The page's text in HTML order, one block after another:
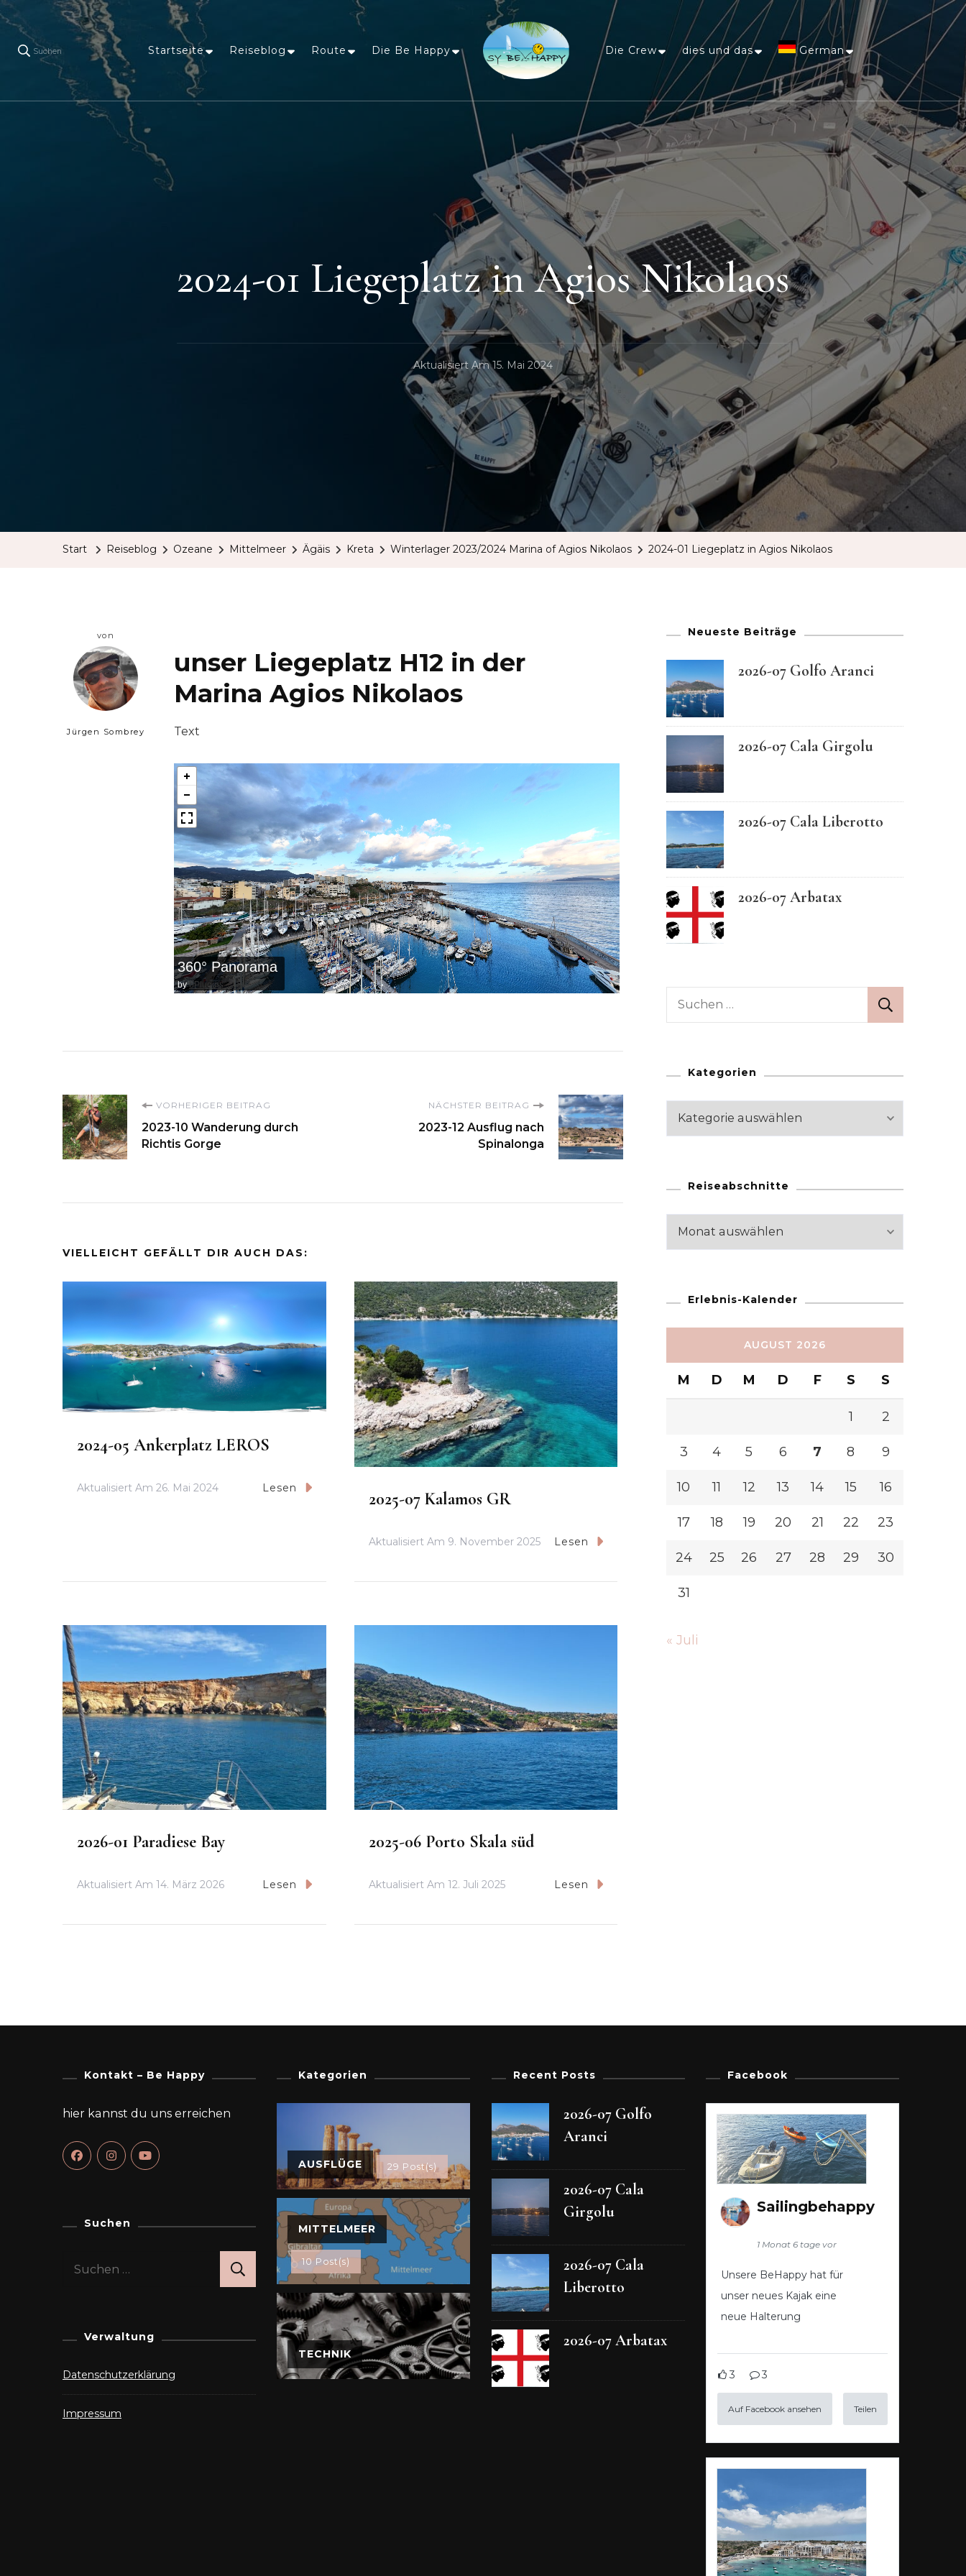
Suchen Startseite Reiseblog Route Die Be Happy
Sailing Be Happy
Die Crew dies und das German
Afrikaans
Arabic
Chinese
(Simplified)
Dutch
English
French
German
Greek
Italian
Maltese
Norwegian
Spanish
Swedish
2024-01 Liegeplatz in Agios Nikolaos
Aktualisiert Am15. Mai 2024
Start Reiseblog Ozeane Mittelmeer Ägäis Kreta Winterlager 2023/2024 Marina of Agios Nikolaos 2024-01 Liegeplatz in Agios Nikolaos
von
Jürgen Sombrey
unser Liegeplatz H12 in der
Marina Agios Nikolaos
Text
360° Panorama
bybPlugins
Beitragsnavigation
VORHERIGER BEITRAG
2023-10 Wanderung durch
Richtis Gorge
NÄCHSTER BEITRAG
2023-12 Ausflug nach
Spinalonga
VIELLEICHT GEFÄLLT DIR AUCH DAS:
2024-05 Ankerplatz LEROS
Aktualisiert Am 26. Mai 2024 Lesen
2025-07 Kalamos GR
Aktualisiert Am 9. November 2025 Lesen
2026-01 Paradiese Bay
Aktualisiert Am 14. März 2026 Lesen
2025-06 Porto Skala süd
Aktualisiert Am 12. Juli 2025 Lesen
Neueste Beiträge
2026-07 Golfo Aranci
2026-07 Cala Girgolu
2026-07 Cala Liberotto
2026-07 Arbatax
Suchen
Kategorien
Kategorien
Reiseabschnitte
Reiseabschnitte
Erlebnis-Kalender
AUGUST 2026
M D M D F S S
1 2
3 4 5 6 7 8 9
10 11 12 13 14 15 16
17 18 19 20 21 22 23
24 25 26 27 28 29 30
31
« Juli
Kontakt – Be Happy
hier kannst du uns erreichen
Suchen
Suchen
Verwaltung
Datenschutzerklärung
Impressum
Kategorien
AUSFLÜGE 29 Post(s)
MITTELMEER
10 Post(s)
TECHNIK
Recent Posts
2026-07 Golfo
Aranci
2026-07 Cala
Girgolu
2026-07 Cala
Liberotto
2026-07 Arbatax
Facebook
Sailingbehappy
1 Monat 6 tage vor
Unsere BeHappy hat für
unser neues Kajak eine
neue Halterung
3 3
Auf Facebook ansehen Teilen